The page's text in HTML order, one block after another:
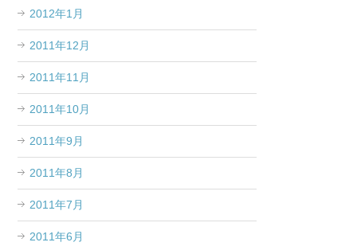
2012年1月
2011年12月
2011年11月
2011年10月
2011年9月
2011年8月
2011年7月
2011年6月